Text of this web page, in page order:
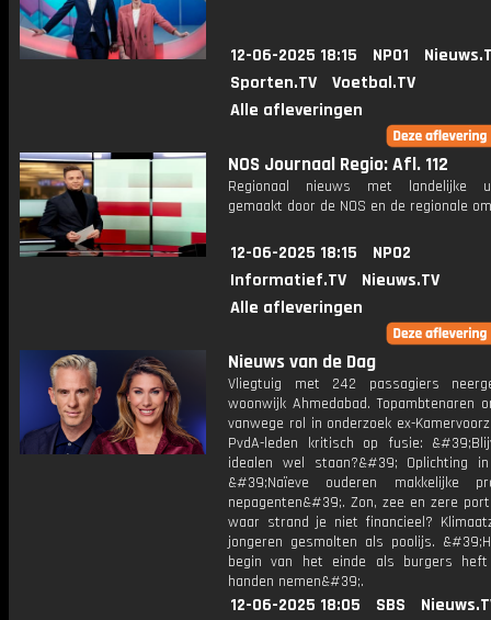
12-06-2025 18:15 NPO1
Sporten.TV
Voetbal.TV
Alle afleveringen
NOS Journaal Regio: Afl. 112
Regionaal nieuws met landelijke
gemaakt door de NOS en de regionale
12-06-2025 18:15
NPO2
Informatief.TV
Nieuws.TV
Alle afleveringen
Nieuws van de Dag
Vliegtuig met 242 passagiers
woonwijk Ahmedabad. Topambtenaren
vanwege rol in onderzoek ex-
PvdA-leden kritisch op fusie:
idealen wel staan?&#39; Oplichting
&#39;Naïeve ouderen makkelijke
nepagenten&#39;. Zon, zee en zere
waar strand je niet financieel?
jongeren gesmolten als poolijs.
begin van het einde als burgers
handen nemen&#39;.
12-06-2025 18:05 SBS